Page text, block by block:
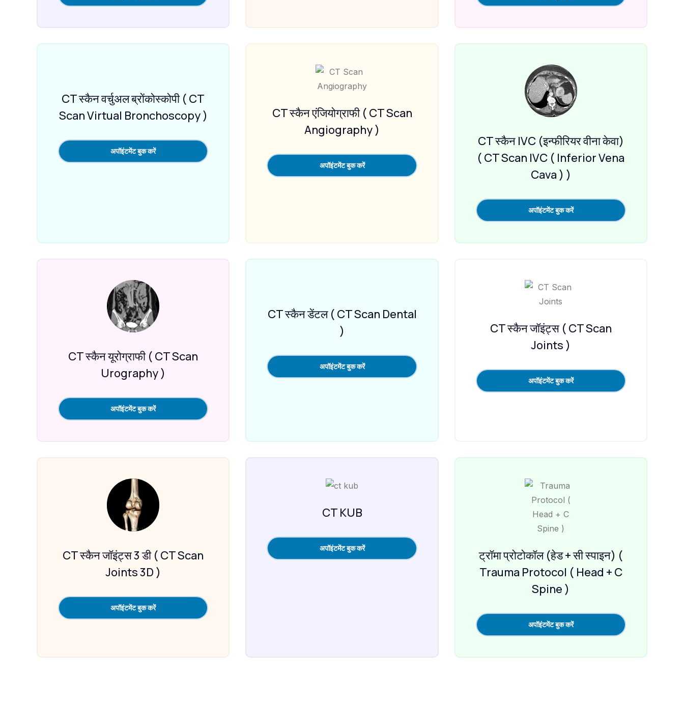
CT स्कैन वर्चुअल ब्रोंकोस्कोपी ( CT
Scan Virtual Bronchoscopy )
अपॉइंटमेंट बुक करें
CT स्कैन एंजियोग्राफी ( CT Scan
Angiography )
अपॉइंटमेंट बुक करें
CT स्कैन IVC (इन्फीरियर वीना केवा)
( CT Scan IVC ( Inferior Vena
Cava ) )
अपॉइंटमेंट बुक करें
CT स्कैन यूरोग्राफी ( CT Scan
Urography )
अपॉइंटमेंट बुक करें
CT स्कैन डेंटल ( CT Scan Dental
)
अपॉइंटमेंट बुक करें
CT स्कैन जॉइंट्स ( CT Scan
Joints )
अपॉइंटमेंट बुक करें
CT स्कैन जॉइंट्स 3 डी ( CT Scan
Joints 3D )
अपॉइंटमेंट बुक करें
CT KUB
अपॉइंटमेंट बुक करें
ट्रॉमा प्रोटोकॉल (हेड + सी स्पाइन) (
Trauma Protocol ( Head + C
Spine )
अपॉइंटमेंट बुक करें